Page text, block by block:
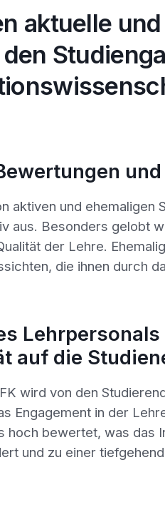
aktuelle
aktiven und ehemaligen
aus. Besonders gelobt
der Lehre.
die ihnen durch
auf die
wird von den
Engagement in der
hoch bewertet, was das
und zu einer